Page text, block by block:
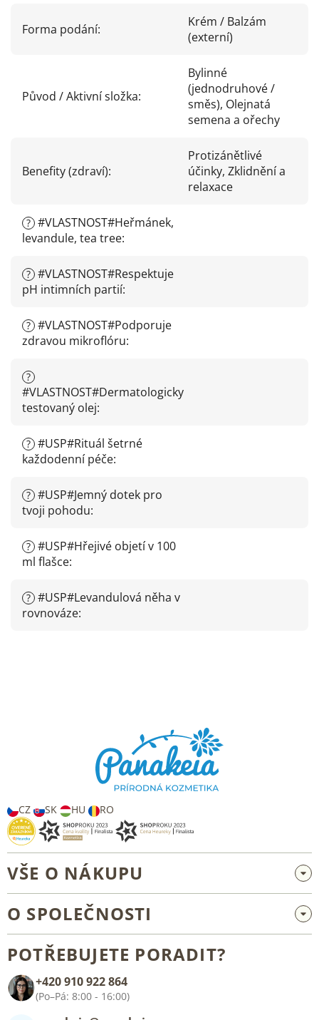
Forma podání:
Krém / Balzám
(externí)
Původ / Aktivní složka:
Bylinné
(jednodruhové /
směs), Olejnatá
semena a ořechy
Benefity (zdraví):
Protizánětlivé
účinky, Zklidnění a
relaxace
? #VLASTNOST#Heřmánek,
levandule, tea tree:
? #VLASTNOST#Respektuje
pH intimních partií:
? #VLASTNOST#Podporuje
zdravou mikroflóru:
?
#VLASTNOST#Dermatologicky
testovaný olej:
? #USP#Rituál šetrné
každodenní péče:
? #USP#Jemný dotek pro
tvoji pohodu:
? #USP#Hřejivé objetí v 100
ml flašce:
? #USP#Levandulová něha v
rovnováze:
CZ SK HU RO
VŠE O NÁKUPU
Velkoobchod a spolupráce
Všeobecné obchodní podmínky
O SPOLEČNOSTI
Kontakt
POTŘEBUJETE PORADIT?
+420 910 922 864
(Po–Pá: 8:00 - 16:00)